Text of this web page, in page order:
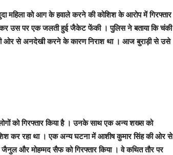
महिला को आग के हवाले करने की कोशिश के आरोप में गिरफ्तार
उस पर एक जलती हुई जैकेट फेंकी । पुलिस ने बताया कि चंकी
की ओर से अनदेखी करने के कारण निराश था । आज बुराड़ी से उसे
को गिरफ्तार किया है । उनके साथ एक अन्य शख्स को
कर रहा था । एक अन्य घटना में आशीष कुमार सिंह की ओर से
और मोहम्मद सैफ को गिरफ्तार किया । वे कथित तौर पर